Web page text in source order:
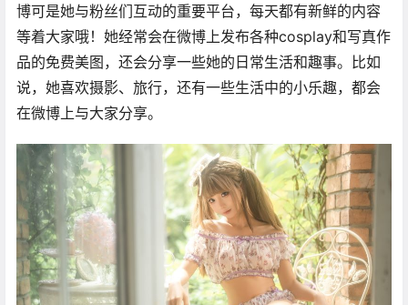
博可是她与粉丝们互动的重要平台，每天都有新鲜的内容
等着大家哦！她经常会在微博上发布各种cosplay和写真作
品的免费美图，还会分享一些她的日常生活和趣事。比如
说，她喜欢摄影、旅行，还有一些生活中的小乐趣，都会
在微博上与大家分享。